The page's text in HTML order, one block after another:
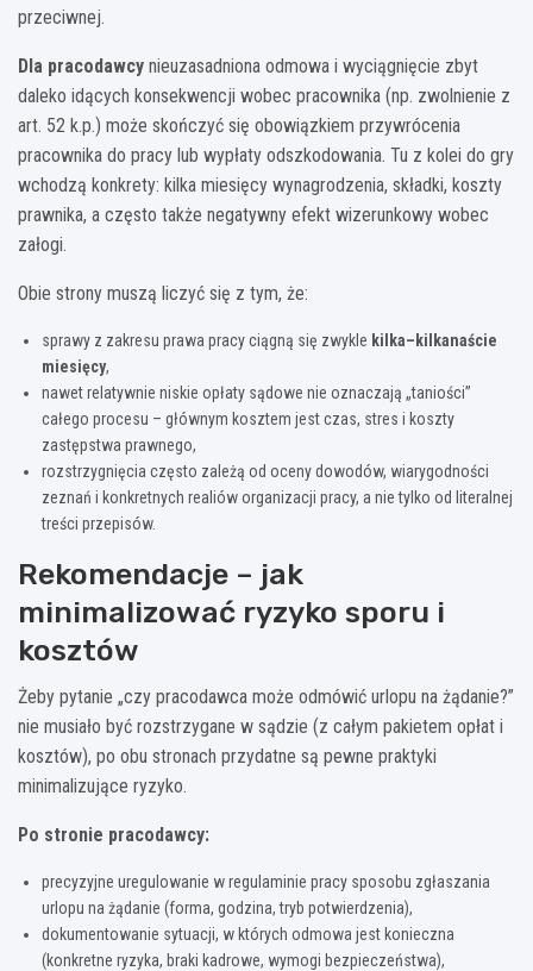
przeciwnej.
Dla pracodawcy nieuzasadniona odmowa i wyciągnięcie zbyt
daleko idących konsekwencji wobec pracownika (np. zwolnienie z
art. 52 k.p.) może skończyć się obowiązkiem przywrócenia
pracownika do pracy lub wypłaty odszkodowania. Tu z kolei do gry
wchodzą konkrety: kilka miesięcy wynagrodzenia, składki, koszty
prawnika, a często także negatywny efekt wizerunkowy wobec
załogi.
Obie strony muszą liczyć się z tym, że:
sprawy z zakresu prawa pracy ciągną się zwykle kilka–kilkanaście
miesięcy,
nawet relatywnie niskie opłaty sądowe nie oznaczają „taniości”
całego procesu – głównym kosztem jest czas, stres i koszty
zastępstwa prawnego,
rozstrzygnięcia często zależą od oceny dowodów, wiarygodności
zeznań i konkretnych realiów organizacji pracy, a nie tylko od literalnej
treści przepisów.
Rekomendacje – jak
minimalizować ryzyko sporu i
kosztów
Żeby pytanie „czy pracodawca może odmówić urlopu na żądanie?”
nie musiało być rozstrzygane w sądzie (z całym pakietem opłat i
kosztów), po obu stronach przydatne są pewne praktyki
minimalizujące ryzyko.
Po stronie pracodawcy:
precyzyjne uregulowanie w regulaminie pracy sposobu zgłaszania
urlopu na żądanie (forma, godzina, tryb potwierdzenia),
dokumentowanie sytuacji, w których odmowa jest konieczna
(konkretne ryzyka, braki kadrowe, wymogi bezpieczeństwa),